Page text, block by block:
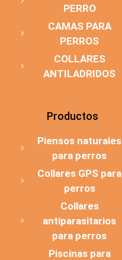
PERRO
CAMAS PARA
PERROS
COLLARES
ANTILADRIDOS
Productos
Piensos naturales
para perros
Collares GPS para
perros
Collares
antiparasitarios
para perros
Piscinas para